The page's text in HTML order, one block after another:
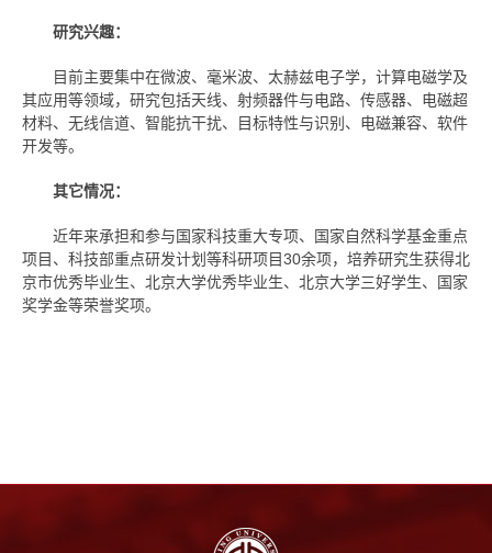
研究兴趣：
目前主要集中在微波、毫米波、太赫兹电子学，计算电磁学及
其应用等领域，研究包括天线、射频器件与电路、传感器、电磁超
材料、无线信道、智能抗干扰、目标特性与识别、电磁兼容、软件
开发等。
其它情况：
近年来承担和参与国家科技重大专项、国家自然科学基金重点
项目、科技部重点研发计划等科研项目30余项，培养研究生获得北
京市优秀毕业生、北京大学优秀毕业生、北京大学三好学生、国家
奖学金等荣誉奖项。